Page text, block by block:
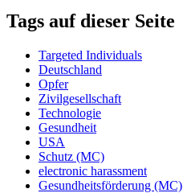
Tags auf dieser Seite
Targeted Individuals
Deutschland
Opfer
Zivilgesellschaft
Technologie
Gesundheit
USA
Schutz (MC)
electronic harassment
Gesundheitsförderung (MC)